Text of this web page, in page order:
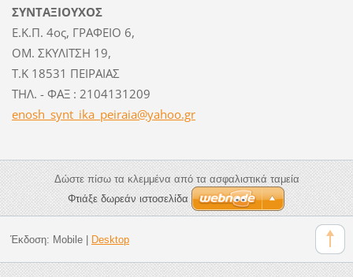
ΣΥΝΤΑΞΙΟΥΧΟΣ
Ε.Κ.Π. 4ος, ΓΡΑΦΕΙΟ 6,
ΟΜ. ΣΚΥΛΙΤΣΗ 19,
Τ.Κ 18531 ΠΕΙΡΑΙΑΣ
ΤΗΛ. - ΦΑΞ : 2104131209
enosh_synt_ika_peiraia@yahoo.gr
Δώστε πίσω τα κλεμμένα από τα ασφαλιστικά ταμεία
Φτιάξε δωρεάν ιστοσελίδα
Έκδοση: Mobile| Desktop